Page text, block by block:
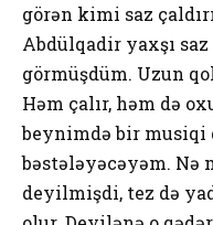
görən kimi saz
Abdülqadir yaxşı
görmüşdüm. Uzun
Həm çalır, həm də
beynimdə bir musiqi
bəstələyəcəyəm. Nə
deyilmişdi, tez də